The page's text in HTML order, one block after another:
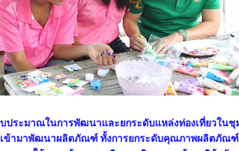
ระมาณในการพัฒนาและยกระดับแหล่งท่องเที่ยวในชุ
เข้ามาพัฒนาผลิตภัณฑ์ ทั้งการยกระดับคุณภาพผลิตภัณ